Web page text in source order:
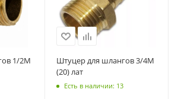
1/2М
Штуцер для шлангов 3/4М
(20) лат
Есть в наличии: 13